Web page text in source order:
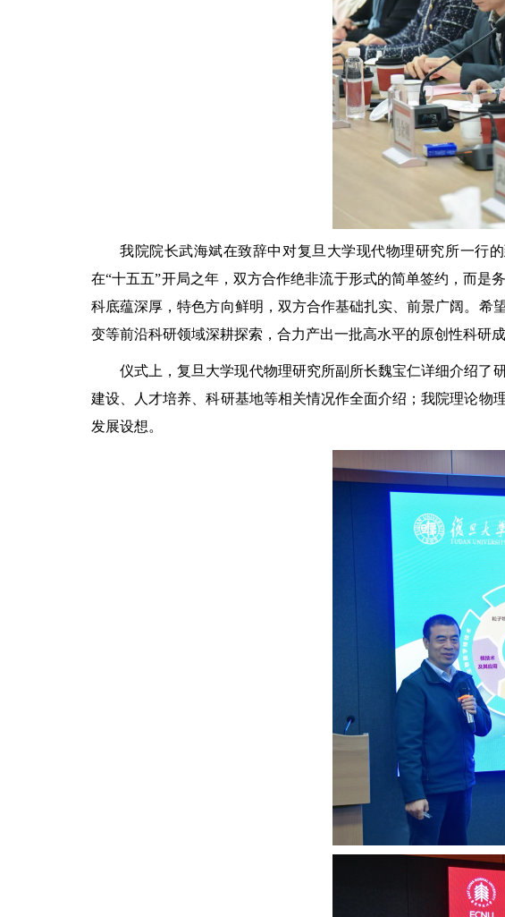
我院院长武海斌在致辞中对复旦大学现代物理研究所一行
在“十五五”开局之年，双方合作绝非流于形式的简单签约，而
科底蕴深厚，特色方向鲜明，双方合作基础扎实、前景广阔。希
变等前沿科研领域深耕探索，合力产出一批高水平的原创性科研
仪式上，复旦大学现代物理研究所副所长魏宝仁详细介绍了
建设、人才培养、科研基地等相关情况作全面介绍；我院理论
发展设想。